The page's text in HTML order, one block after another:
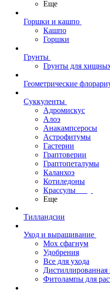
Еще
Горшки и кашпо
Кашпо
Горшки
Грунты
Грунты для
Геометрические
Суккуленты
Адромискус
Алоэ
Анакампсеросы
Астрофитумы
Гастерии
Граптоверии
Граптопеталумы
Каланхоэ
Котиледоны
Крассулы
Еще
Тилландсии
Уход и выращивание
Мох сфагнум
Удобрения
Все для ухода
Дистиллированная
Фитолампы для